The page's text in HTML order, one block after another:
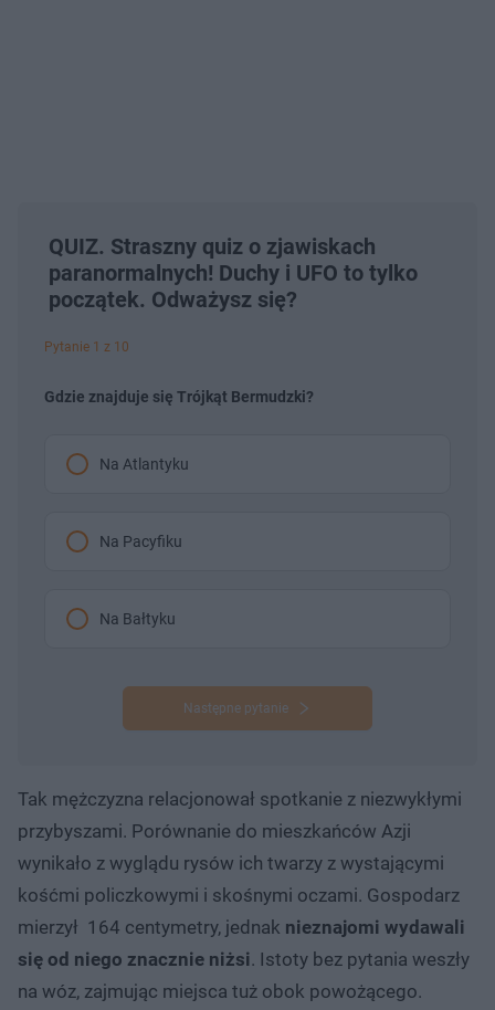
QUIZ. Straszny quiz o zjawiskach
paranormalnych! Duchy i UFO to tylko
początek. Odważysz się?
Pytanie 1 z 10
Gdzie znajduje się Trójkąt Bermudzki?
Na Atlantyku
Na Pacyfiku
Na Bałtyku
Następne pytanie
Tak mężczyzna relacjonował spotkanie z niezwykłymi
przybyszami. Porównanie do mieszkańców Azji
wynikało z wyglądu rysów ich twarzy z wystającymi
kośćmi policzkowymi i skośnymi oczami. Gospodarz
mierzył 164 centymetry, jednak nieznajomi wydawali
się od niego znacznie niżsi. Istoty bez pytania weszły
na wóz, zajmując miejsca tuż obok powożącego.